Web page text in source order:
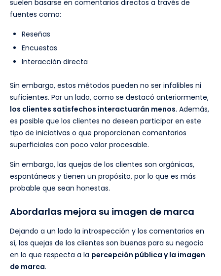
suelen basarse en comentarios directos a través de
fuentes como:
Reseñas
Encuestas
Interacción directa
Sin embargo, estos métodos pueden no ser infalibles ni
suficientes. Por un lado, como se destacó anteriormente,
los clientes satisfechos interactuarán menos. Además,
es posible que los clientes no deseen participar en este
tipo de iniciativas o que proporcionen comentarios
superficiales con poco valor procesable.
Sin embargo, las quejas de los clientes son orgánicas,
espontáneas y tienen un propósito, por lo que es más
probable que sean honestas.
Abordarlas mejora su imagen de marca
Dejando a un lado la introspección y los comentarios en
sí, las quejas de los clientes son buenas para su negocio
en lo que respecta a la percepción pública y la imagen
de marca.